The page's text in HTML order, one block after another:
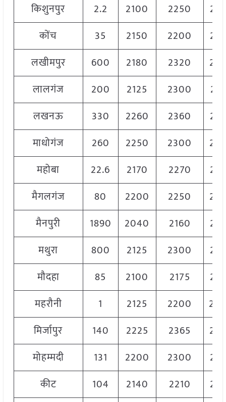
किशुनपुर
2.2 2100 2250
कोंच
35 2150 2200
लखीमपुर
600 2180 2320
लालगंज
200 2125 2300
लखनऊ
330 2260 2360
माधोगंज
260 2250 2300
महोबा
22.6 2170 2270
मैगलगंज
80 2200 2250
मैनपुरी
1890 2040 2160
मथुरा
800 2125 2300
मौदहा
85 2100 2175
महरौनी
1 2125 2200
मिर्जापुर
140 2225 2365
मोहम्मदी
131 2200 2300
कीट
104 2140 2210